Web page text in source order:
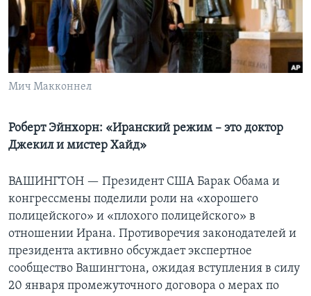
Learning English
СОЦИАЛЬНЫЕ СЕТИ
Языки
Мич Макконнел
Роберт Эйнхорн: «Иранский режим – это доктор
Джекил и мистер Хайд»
ВАШИНГТОН — Президент США Барак Обама и
конгрессмены поделили роли на «хорошего
полицейского» и «плохого полицейского» в
отношении Ирана. Противоречия законодателей и
президента активно обсуждает экспертное
сообщество Вашингтона, ожидая вступления в силу
20 января промежуточного договора о мерах по